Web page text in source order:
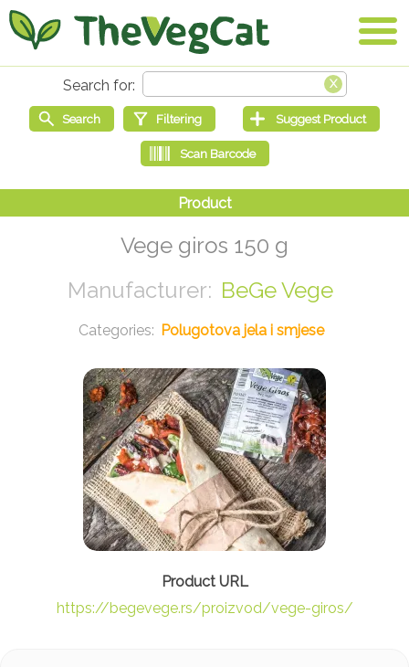
Vege giros 150 g
BeGe Vege
Polugotova jela i smjese
https://begevege.rs/proizvod/vege-giros/